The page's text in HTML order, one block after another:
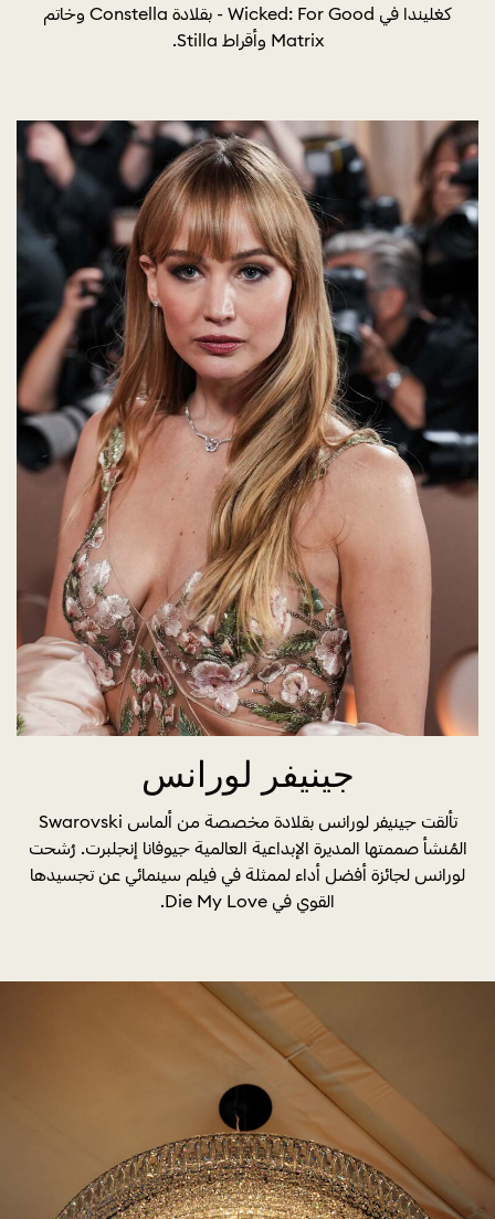
كغليندا في Wicked: For Good - بقلادة Constella وخاتم
Matrix وأقراط Stilla.
جينيفر لورانس
تألقت جينيفر لورانس بقلادة مخصصة من ألماس Swarovski
المُنشأ صممتها المديرة الإبداعية العالمية جيوفانا إنجلبرت. رُشحت
لورانس لجائزة أفضل أداء لممثلة في فيلم سينمائي عن تجسيدها
القوي في Die My Love.